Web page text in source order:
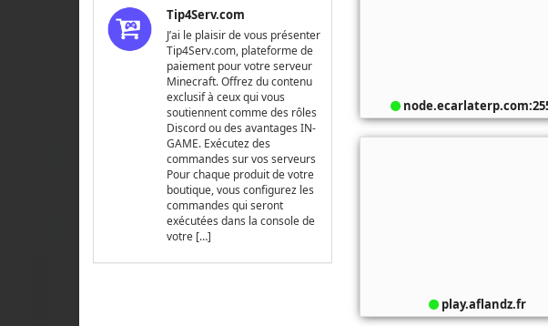
Tip4Serv.com
J’ai le plaisir de vous présenter
Tip4Serv.com, plateforme de
paiement pour votre serveur
Minecraft. Offrez du contenu
exclusif à ceux qui vous
soutiennent comme des rôles
Discord ou des avantages IN-
GAME. Exécutez des
commandes sur vos serveurs
Pour chaque produit de votre
boutique, vous configurez les
commandes qui seront
exécutées dans la console de
votre […]
play.aflandz.fr